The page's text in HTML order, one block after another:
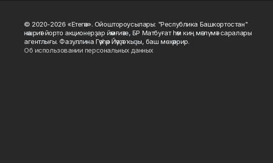
© 2020-2026 «Етегән». Ойоштороусылары: "Республика Башкортостан"
нәшриәт йорто акционерҙар йәмғиәте, БР Матбуғат һәм киң мәғлүмәт саралары
агентлығы. Фазуллина Гәүһәр Йәүҙәт ҡыҙы, баш мөхәррир.
Об использовании персональных данных